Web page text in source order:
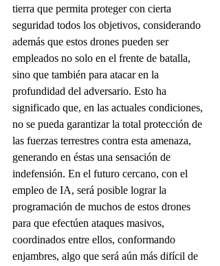
tierra que permita proteger con cierta
seguridad todos los objetivos, considerando
además que estos drones pueden ser
empleados no solo en el frente de batalla,
sino que también para atacar en la
profundidad del adversario. Esto ha
significado que, en las actuales condiciones,
no se pueda garantizar la total protección de
las fuerzas terrestres contra esta amenaza,
generando en éstas una sensación de
indefensión. En el futuro cercano, con el
empleo de IA, será posible lograr la
programación de muchos de estos drones
para que efectúen ataques masivos,
coordinados entre ellos, conformando
enjambres, algo que será aún más difícil de